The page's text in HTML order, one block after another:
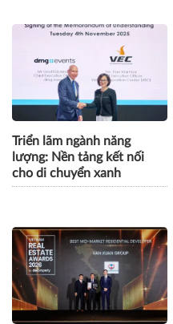
Triển lãm ngành năng
lượng: Nền tảng kết nối
cho di chuyển xanh